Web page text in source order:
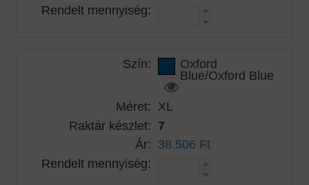
Rendelt mennyiség:
Szín: Oxford
Blue/Oxford Blue
Méret: XL
Raktár készlet: 7
Ár: 38.506 Ft
Rendelt mennyiség: